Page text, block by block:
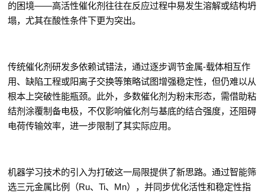
的困境——高活性催化剂往往在反应过程中易发生溶解或结构坍
塌，尤其在酸性条件下更为突出。
传统催化剂研发多依赖试错法，通过逐步调节金属-载体相互作
用、缺陷工程或阳离子交换等策略试图增强稳定性，但仍难以从
根本上突破性能瓶颈。此外，多数催化剂为粉末形态，需借助粘
结剂涂覆制备电极，不仅影响催化剂与基底的结合强度，还阻碍
电荷传输效率，进一步限制了其实际应用。
机器学习技术的引入为打破这一局限提供了新思路。通过智能筛
选三元金属比例（Ru、 Ti、 Mn），并同步优化活性和稳定性指